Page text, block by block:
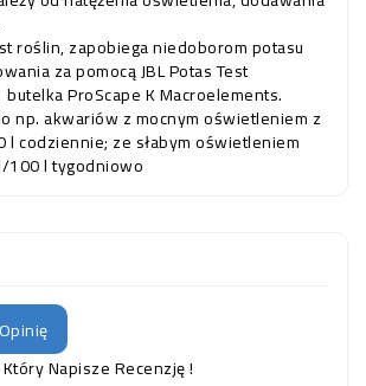
roślin, zapobiega niedoborom potasu
za pomocą JBL Potas Test
ProScape K Macroelements.
np. akwariów z mocnym oświetleniem z
l codziennie; ze słabym oświetleniem
100 l tygodniowo
Napisze Recenzję !